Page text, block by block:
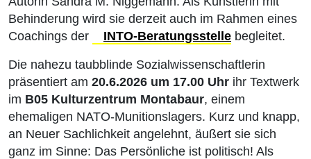
Behinderung wird sie derzeit auch im Rahmen eines
Coachings der
INTO-Beratungsstelle begleitet.
Die nahezu taubblinde Sozialwissenschaftlerin
präsentiert am 20.6.2026 um 17.00 Uhr ihr Textwerk
im B05 Kulturzentrum Montabaur, einem
ehemaligen NATO-Munitionslagers. Kurz und knapp,
an Neuer Sachlichkeit angelehnt, äußert sie sich
ganz im Sinne: Das Persönliche ist politisch! Als